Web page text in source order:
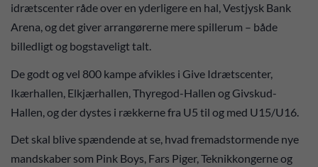
idrætscenter råde over en yderligere en hal, Vestjysk Bank
Arena, og det giver arrangørerne mere spillerum – både
billedligt og bogstaveligt talt.
De godt og vel 800 kampe afvikles i Give Idrætscenter,
Ikærhallen, Elkjærhallen, Thyregod-Hallen og Givskud-
Hallen, og der dystes i rækkerne fra U5 til og med U15/U16.
Det skal blive spændende at se, hvad fremadstormende nye
mandskaber som Pink Boys, Fars Piger, Teknikkongerne og